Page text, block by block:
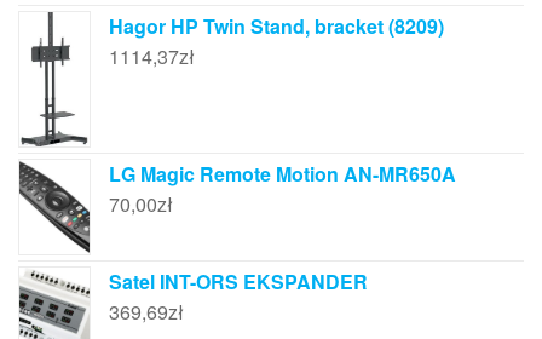
Hagor HP Twin Stand, bracket (8209)
1114,37zł
LG Magic Remote Motion AN-MR650A
70,00zł
Satel INT-ORS EKSPANDER
369,69zł